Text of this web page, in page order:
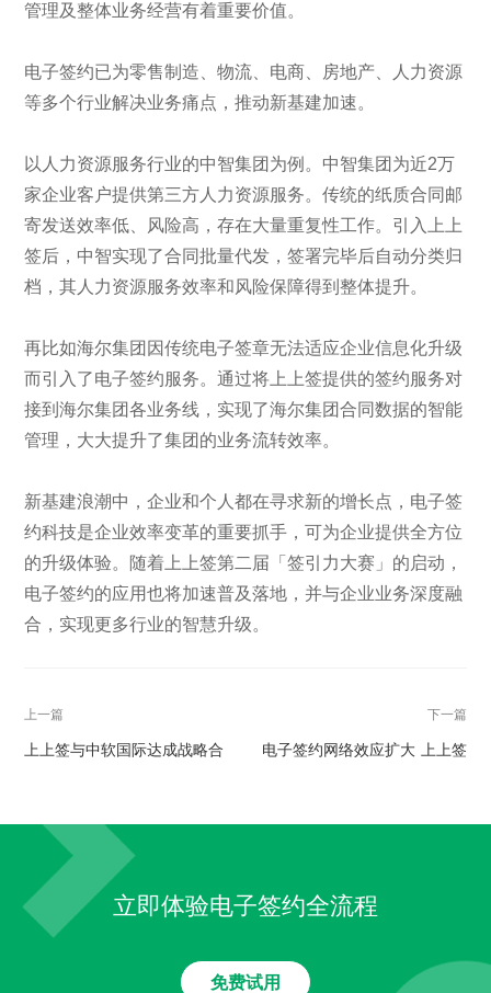
管理及整体业务经营有着重要价值。
电子签约已为零售制造、物流、电商、房地产、人力资源
等多个行业解决业务痛点，推动新基建加速。
以人力资源服务行业的中智集团为例。中智集团为近2万
家企业客户提供第三方人力资源服务。传统的纸质合同邮
寄发送效率低、风险高，存在大量重复性工作。引入上上
签后，中智实现了合同批量代发，签署完毕后自动分类归
档，其人力资源服务效率和风险保障得到整体提升。
再比如海尔集团因传统电子签章无法适应企业信息化升级
而引入了电子签约服务。通过将上上签提供的签约服务对
接到海尔集团各业务线，实现了海尔集团合同数据的智能
管理，大大提升了集团的业务流转效率。
新基建浪潮中，企业和个人都在寻求新的增长点，电子签
约科技是企业效率变革的重要抓手，可为企业提供全方位
的升级体验。随着上上签第二届「签引力大赛」的启动，
电子签约的应用也将加速普及落地，并与企业业务深度融
合，实现更多行业的智慧升级。
上一篇
上上签与中软国际达成战略合
下一篇
电子签约网络效应扩大 上上签
立即体验电子签约全流程
免费试用